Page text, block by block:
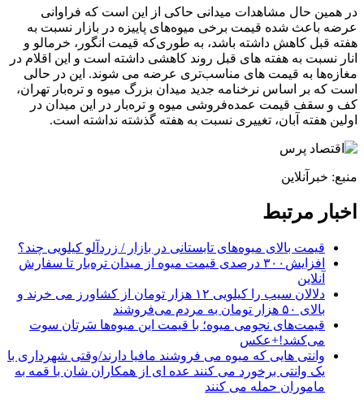
در همین حال مشاهدات میدانی حاکی از این است که فراوانی
عرضه باعث شده قیمت برخی میوه‌های پاییزه در بازار نسبت به
هفته قبل کاهش داشته باشد، به طوری‌که قیمت انگور، خرمالو و
انار نسبت به هفته های قبل روند کاهشی داشته است و این اقلام در
مغازه‌ها به قیمت های مناسب‌تری عرضه می شوند. این در حالی
است که بر اساس نرخنامه جدید میدان بزرگ میوه و تره‌بار تهران،
کف و سقف قیمت عمده‌فروشی میوه و تره‌بار در این میدان در
اولین هفته آبان، تغییری نسبت به هفته گذشته نداشته است.
منبع: خبرآنلاین
اخبار مرتبط
قیمت بالای میوه‌های تابستانی در بازار / زردآلو کیلویی چند؟
افزایش۳۰۰ درصدی قیمت میوه از میدان تره‌بار تا سفارش
آنلاین
دلالان سیب را کیلویی ۱۲ هزار تومان از کشاورز می خرند و
بالای ۵۰ هزار تومان به مردم می‌فروشند
قیمت‌های نجومی میوه؛ با قیمت این میوه‌ها سَرتان سوت
می‌کشد!+عکس
وانتی هایی که میوه می فروشند مافیا دارند/وقتی شهرداری با
یک وانتی برخورد می کنند عده ای از همکاران شان با قمه به
ماموران حمله می کنند